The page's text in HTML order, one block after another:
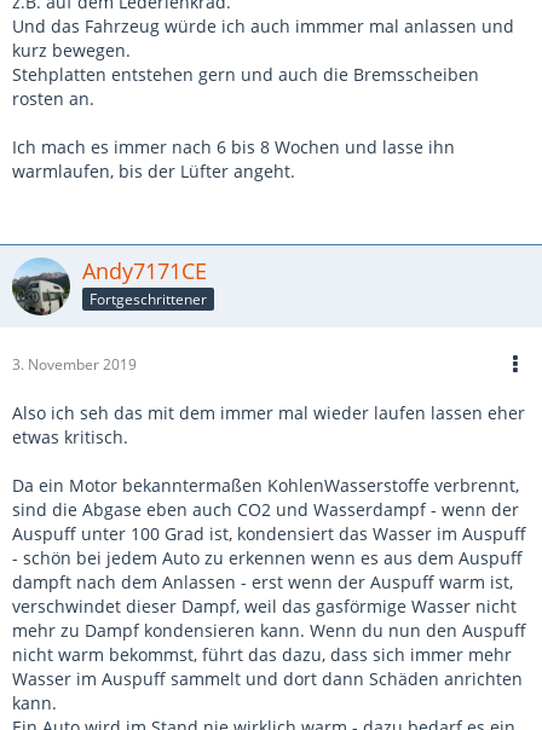
Und das Fahrzeug würde ich auch immmer mal anlassen und
kurz bewegen.
Stehplatten entstehen gern und auch die Bremsscheiben
rosten an.
Ich mach es immer nach 6 bis 8 Wochen und lasse ihn
warmlaufen, bis der Lüfter angeht.
Andy7171CE
Fortgeschrittener
3. November 2019
Also ich seh das mit dem immer mal wieder laufen lassen eher
etwas kritisch.
Da ein Motor bekanntermaßen KohlenWasserstoffe verbrennt,
sind die Abgase eben auch CO2 und Wasserdampf - wenn der
Auspuff unter 100 Grad ist, kondensiert das Wasser im Auspuff
- schön bei jedem Auto zu erkennen wenn es aus dem Auspuff
dampft nach dem Anlassen - erst wenn der Auspuff warm ist,
verschwindet dieser Dampf, weil das gasförmige Wasser nicht
mehr zu Dampf kondensieren kann. Wenn du nun den Auspuff
nicht warm bekommst, führt das dazu, dass sich immer mehr
Wasser im Auspuff sammelt und dort dann Schäden anrichten
kann.